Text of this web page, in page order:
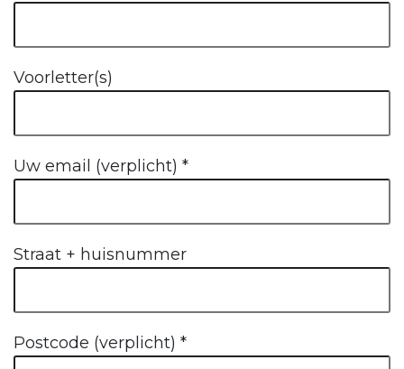
Voorletter(s)
Uw email (verplicht) *
Straat + huisnummer
Postcode (verplicht) *